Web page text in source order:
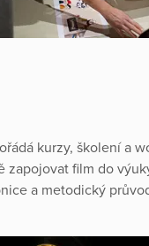
kurzy, školení a
film do
a metodický